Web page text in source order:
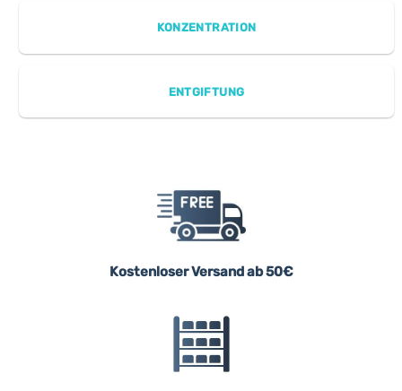
KONZENTRATION
ENTGIFTUNG
Kostenloser Versand ab 50€